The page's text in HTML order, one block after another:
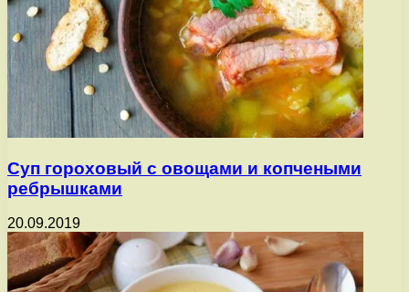
Суп гороховый с овощами и копчеными
ребрышками
20.09.2019